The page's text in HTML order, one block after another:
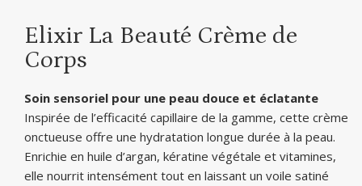
Elixir La Beauté Crème de
Corps
Soin sensoriel pour une peau douce et éclatante
Inspirée de l’efficacité capillaire de la gamme, cette crème
onctueuse offre une hydratation longue durée à la peau.
Enrichie en huile d’argan, kératine végétale et vitamines,
elle nourrit intensément tout en laissant un voile satiné